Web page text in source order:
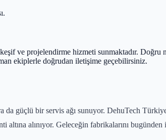
ve projelendirme hizmeti sunmaktadır. Doğru
ekiplerle doğrudan iletişime geçebilirsiniz.
da güçlü bir servis ağı sunuyor. DehuTech
alınıyor. Geleceğin fabrikalarını bugünden